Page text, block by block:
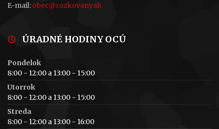
E-mail: obec@rozkovany.sk
ÚRADNÉ HODINY OCÚ
Pondelok
8:00 - 12:00 a 13:00 - 15:00
Utorrok
8:00 - 12:00 a 13:00 - 15:00
Streda
8:00 - 12:00 a 13:00 - 16:00